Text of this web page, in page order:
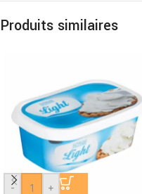
Produits similaires
- +